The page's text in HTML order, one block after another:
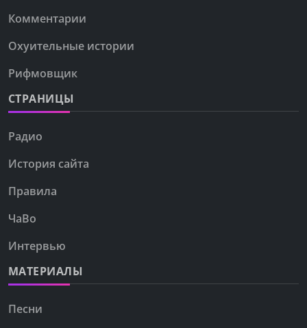
Комментарии
Охуительные истории
Рифмовщик
СТРАНИЦЫ
Радио
История сайта
Правила
ЧаВо
Интервью
МАТЕРИАЛЫ
Песни